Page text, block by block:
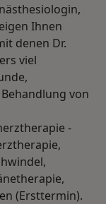
Ihnen
denen Dr.
viel
von
-
(Ersttermin).